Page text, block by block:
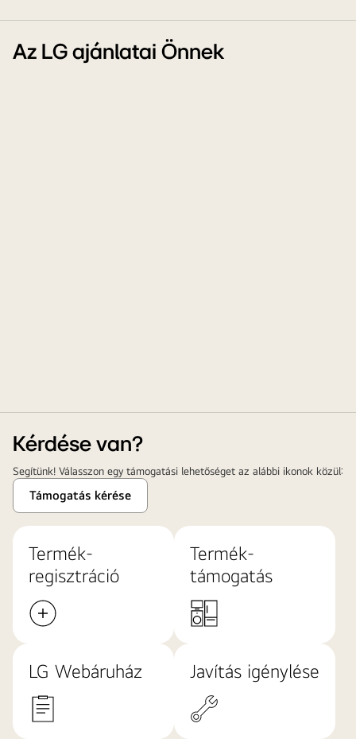
Az LG ajánlatai Önnek
Kérdése van?
Segítünk! Válasszon egy támogatási lehetőséget az alábbi ikonok közül:
Támogatás kérése
Termék-
regisztráció
Termék-
támogatás
LG Webáruház Javítás igénylése